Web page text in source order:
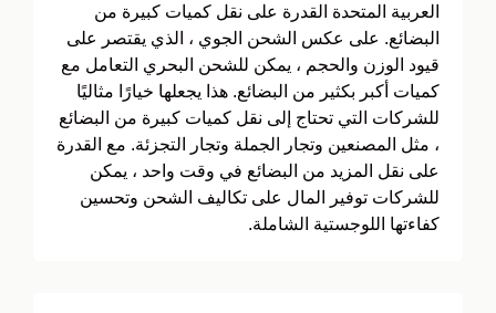
العربية المتحدة القدرة على نقل كميات كبيرة من
البضائع. على عكس الشحن الجوي ، الذي يقتصر على
قيود الوزن والحجم ، يمكن للشحن البحري التعامل مع
كميات أكبر بكثير من البضائع. هذا يجعلها خيارًا مثاليًا
للشركات التي تحتاج إلى نقل كميات كبيرة من البضائع
، مثل المصنعين وتجار الجملة وتجار التجزئة. مع القدرة
على نقل المزيد من البضائع في وقت واحد ، يمكن
للشركات توفير المال على تكاليف الشحن وتحسين
كفاءتها اللوجستية الشاملة.